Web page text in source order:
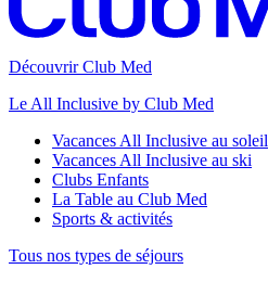
Découvrir Club Med
Le All Inclusive by Club Med
Vacances All Inclusive au soleil
Vacances All Inclusive au ski
Clubs Enfants
La Table au Club Med
Sports & activités
Tous nos types de séjours